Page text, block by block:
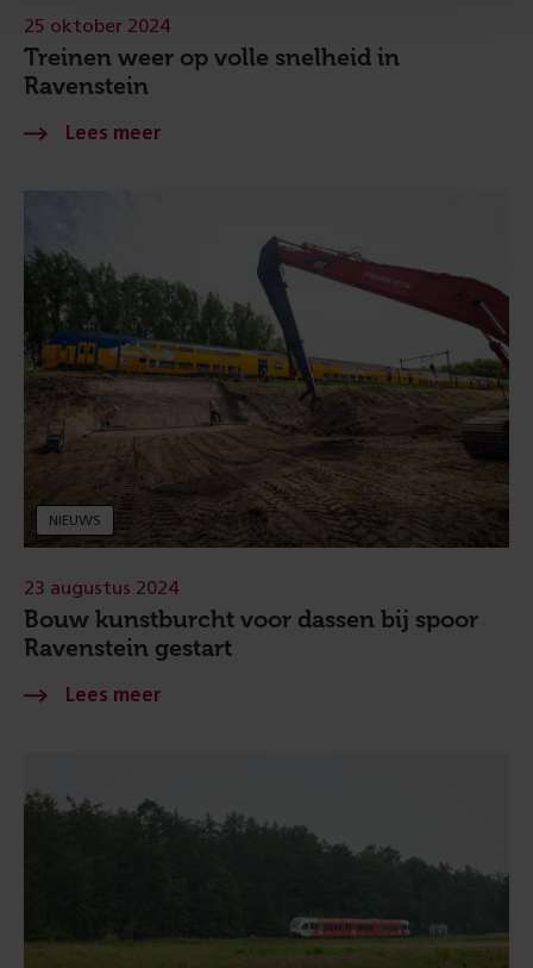
Treinen weer op volle snelheid in
Ravenstein
25 oktober 2024
NIEUWS
Bouw kunstburcht voor dassen bij spoor
Ravenstein gestart
23 augustus 2024